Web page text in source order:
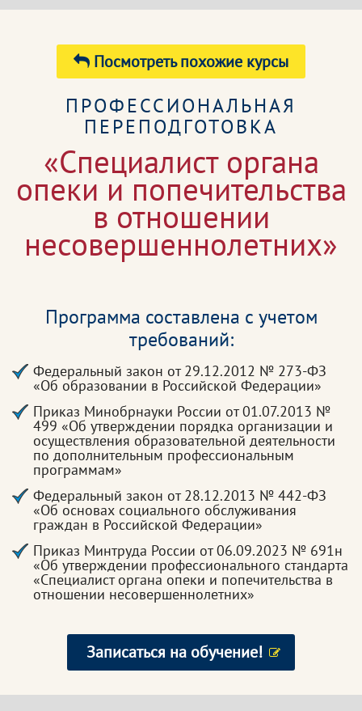
Посмотреть похожие курсы
ПРОФЕССИОНАЛЬНАЯ
ПЕРЕПОДГОТОВКА
«Специалист органа
опеки и попечительства
в отношении
несовершеннолетних»
Программа составлена с учетом
требований:
Федеральный закон от 29.12.2012 № 273-ФЗ
«Об образовании в Российской Федерации»
Приказ Минобрнауки России от 01.07.2013 №
499 «Об утверждении порядка организации и
осуществления образовательной деятельности
по дополнительным профессиональным
программам»
Федеральный закон от 28.12.2013 № 442-ФЗ
«Об основах социального обслуживания
граждан в Российской Федерации»
Приказ Минтруда России от 06.09.2023 № 691н
«Об утверждении профессионального стандарта
«Специалист органа опеки и попечительства в
отношении несовершеннолетних»
Записаться на обучение!